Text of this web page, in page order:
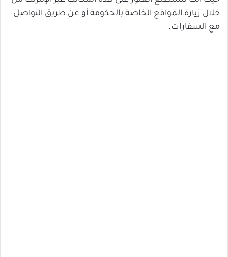
خلال زيارة المواقع الخاصة بالحكومة أو عن طريق التواصل
مع السفارات.